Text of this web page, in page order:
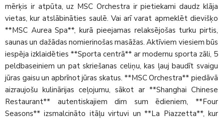
mērķis ir atpūta, uz MSC Orchestra ir pietiekami daudz klāja
vietas, kur atslābināties saulē. Vai arī varat apmeklēt dievišķo
**MSC Aurea Spa**, kurā pieejamas relaksējošas turku pirtis,
saunas un dažādas nomierinošas masāžas. Aktīviem viesiem būs
iespēja izklaidēties **Sporta centrā** ar modernu sporta zāli, 5
peldbaseiniem un pat skriešanas celiņu, kas ļauj baudīt svaigu
jūras gaisu un apbrīnot jūras skatus. **MSC Orchestra** piedāvā
aizraujošu kulinārijas ceļojumu, sākot ar **Shanghai Chinese
Restaurant** autentiskajiem dim sum ēdieniem, **Four
Seasons** izsmalcināto itāļu virtuvi un **La Piazzetta**, kur